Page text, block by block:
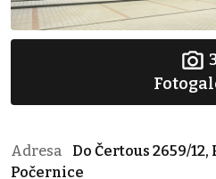
Adresa
Do Čertous 2659/
Počernice